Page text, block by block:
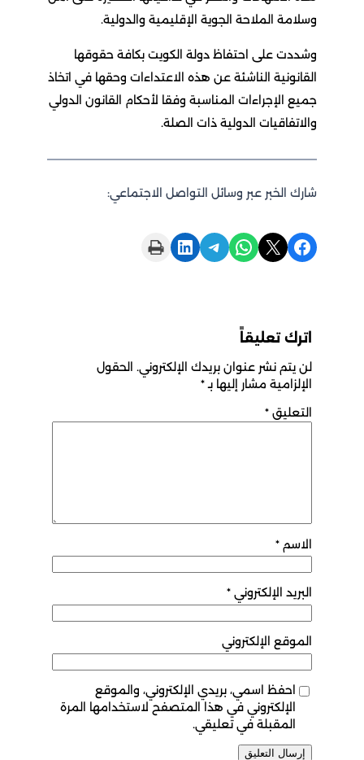
وسلامة الملاحة الجوية الإقليمية والدولية.
وشددت على احتفاظ دولة الكويت بكافة حقوقها
القانونية الناشئة عن هذه الاعتداءات وحقها في اتخاذ
جميع الإجراءات المناسبة وفقا لأحكام القانون الدولي
والاتفاقيات الدولية ذات الصلة.
شارك الخبر عبر وسائل التواصل الاجتماعي:
Share on Facebook
Share on X
Share on WhatsApp
Share on Telegram
Share on LinkedIn
Print this Page
اترك تعليقاً
لن يتم نشر عنوان بريدك الإلكتروني. الحقول
الإلزامية مشار إليها بـ*
التعليق *
الاسم *
البريد الإلكتروني *
الموقع الإلكتروني
احفظ اسمي، بريدي الإلكتروني، والموقع
الإلكتروني في هذا المتصفح لاستخدامها المرة
المقبلة في تعليقي.